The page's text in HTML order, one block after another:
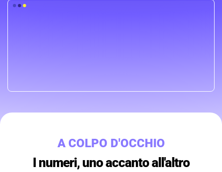
A COLPO D'OCCHIO
I numeri, uno accanto all'altro